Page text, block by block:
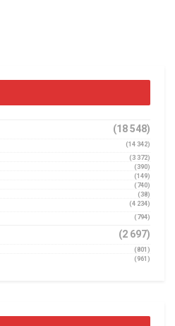
(18 548)
(14 342)
(3 372)
(390)
(149)
(740)
(38)
(4 234)
(794)
(2 697)
(801)
(961)